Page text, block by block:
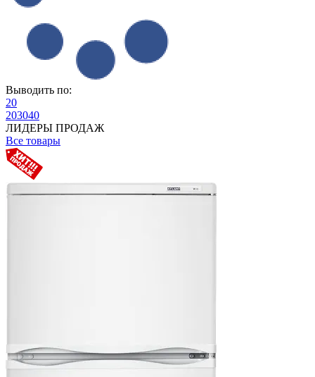
Выводить по:
20
203040
ЛИДЕРЫ ПРОДАЖ
Все товары